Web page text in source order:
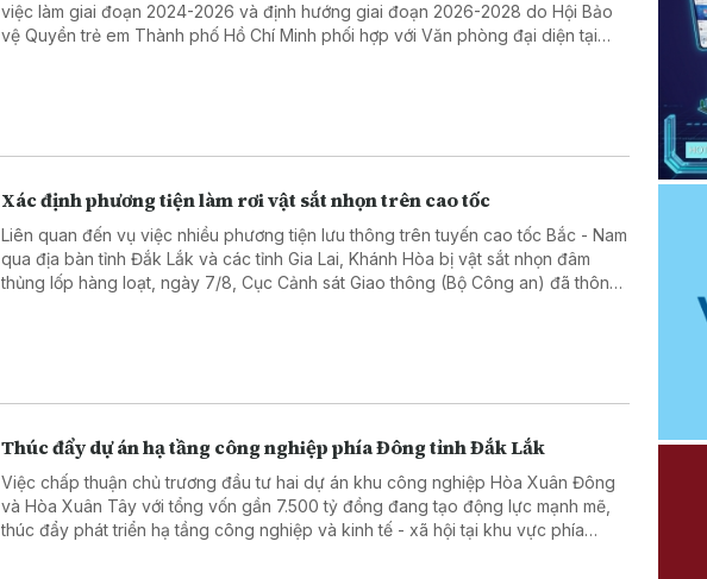
việc làm giai đoạn 2024-2026 và định hướng giai đoạn 2026-2028 do Hội Bảo
vệ Quyền trẻ em Thành phố Hồ Chí Minh phối hợp với Văn phòng đại diện tại
Xác định phương tiện làm rơi vật sắt nhọn trên cao tốc
Liên quan đến vụ việc nhiều phương tiện lưu thông trên tuyến cao tốc Bắc - Nam
qua địa bàn tỉnh Đắk Lắk và các tỉnh Gia Lai, Khánh Hòa bị vật sắt nhọn đâm
thủng lốp hàng loạt, ngày 7/8, Cục Cảnh sát Giao thông (Bộ Công an) đã thông
Thúc đẩy dự án hạ tầng công nghiệp phía Đông tỉnh Đắk Lắk
Việc chấp thuận chủ trương đầu tư hai dự án khu công nghiệp Hòa Xuân Đông
và Hòa Xuân Tây với tổng vốn gần 7.500 tỷ đồng đang tạo động lực mạnh mẽ,
thúc đẩy phát triển hạ tầng công nghiệp và kinh tế - xã hội tại khu vực phía